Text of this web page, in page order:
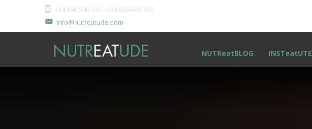
+34 650 598 131 - +34 629 638 257
info@nutreatude.com
NUTReatBLOG INSTeatUTE